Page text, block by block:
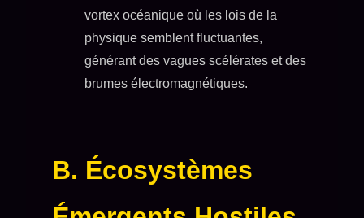
vortex océanique où les lois de la
physique semblent fluctuantes,
générant des vagues scélérates et des
brumes électromagnétiques.
B. Écosystèmes